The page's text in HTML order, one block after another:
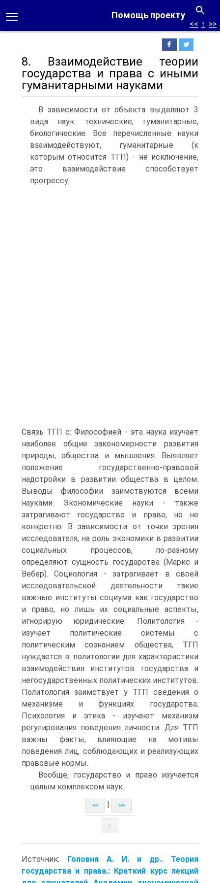
Помощь проекту
<< ↑ >>
8. Взаимодействие теории
государства и права с иными
гуманитарными науками
В зависимости от объекта выделяют 3
вида наук: технические, гуманитарные,
биологические. Все перечисленные науки
взаимодействуют, гуманитарные (к
которым относится ТГП) - не исключение,
это взаимодействие способствует
прогрессу.
Связь ТГП с: Философией - эта наука изучает
наиболее общие закономерности развития
природы, общества и мышления. Выявляет
положение государственно-правовой
надстройки в развитии общества в целом.
Выводы философии заимствуются всеми
науками. Экономические науки - также
затрагивают государство и право, но не
конкретно. В зависимости от точки зрения
исследователя, на роль экономики в развитии
социальных процессов, по-разному
определяют сущность государства (Маркс и
Вебер). Социология - затрагивает в своей
исследовательской деятельности такие
важные институты социума как государство
и право, но лишь их социальные аспекты,
игнорирую юридические. Политология -
изучает политические системы с
политическим сознанием общества, ТГП
нуждается в политологии для характеристики
взаимодействия институтов государства и
негосударственных политических институтов.
Политология заимствует у ТГП сведения о
механизме и функциях государства.
Психология и этика - изучают механизм
регулирования поведения личности. Для ТГП
важны факты, влияющие на мотивы
поведения лиц, соблюдающих и реализующих
правовые нормы.
Вообще, государство и право изучается
целым комплексом наук.
<< >>
↑
Источник: Головня А. И. и др.. Теория
государства и права.: Краткий курс лекций